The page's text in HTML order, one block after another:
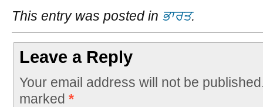
This entry was posted in ਭਾਰਤ.
Leave a Reply
Your email address will not be
marked *